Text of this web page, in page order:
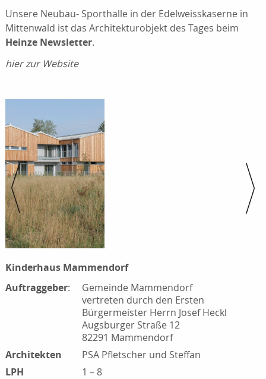
Unsere Neubau- Sporthalle in der Edelweisskaserne in
Mittenwald ist das Architekturobjekt des Tages beim
Heinze Newsletter.
hier zur Website
Kinderhaus Mammendorf
Auftraggeber:
Gemeinde Mammendorf
vertreten durch den Ersten
Bürgermeister Herrn Josef Heckl
Augsburger Straße 12
82291 Mammendorf
Architekten
PSA Pfletscher und Steffan
LPH
1 – 8